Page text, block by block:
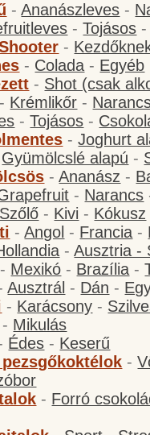
-Ananászleves -
-Tojásos
-
- Colada - Egyéb
- Shot (csak
- Krémlikőr -
-Tojásos -
-Joghurt
Gyümölcslé alapú -
-Ananász -
- Narancs
Szőlő - Kivi - Kókusz
-Angol - Francia -
-Ausztria -
- Mexikó - Brazília -
Ausztrál - Dán -
- Karácsony -
- Mikulás
Édes - Keserű
-
- Forró